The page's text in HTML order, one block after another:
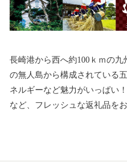
長崎港から西へ約100ｋｍの
の無人島から構成されている
ネルギーなど魅力がいっぱい
など、フレッシュな返礼品を
されました。 五島市には「久